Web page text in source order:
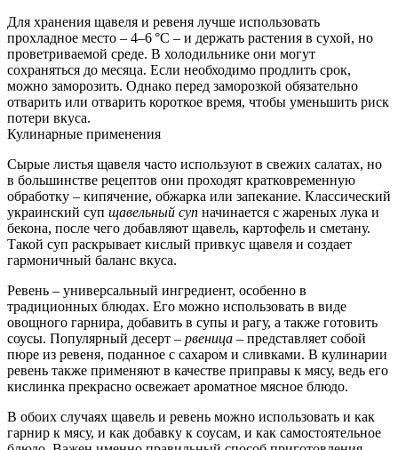
Для хранения щавеля и ревеня лучше использовать
прохладное место – 4–6 °C – и держать растения в сухой, но
проветриваемой среде. В холодильнике они могут
сохраняться до месяца. Если необходимо продлить срок,
можно заморозить. Однако перед заморозкой обязательно
отварить или отварить короткое время, чтобы уменьшить риск
потери вкуса.
Кулинарные применения
Сырые листья щавеля часто используют в свежих салатах, но
в большинстве рецептов они проходят кратковременную
обработку – кипячение, обжарка или запекание. Классический
украинский суп щавельный суп начинается с жареных лука и
бекона, после чего добавляют щавель, картофель и сметану.
Такой суп раскрывает кислый привкус щавеля и создает
гармоничный баланс вкуса.
Ревень – универсальный ингредиент, особенно в
традиционных блюдах. Его можно использовать в виде
овощного гарнира, добавить в супы и рагу, а также готовить
соусы. Популярный десерт – рвеница – представляет собой
пюре из ревеня, поданное с сахаром и сливками. В кулинарии
ревень также применяют в качестве приправы к мясу, ведь его
кислинка прекрасно освежает ароматное мясное блюдо.
В обоих случаях щавель и ревень можно использовать и как
гарнир к мясу, и как добавку к соусам, и как самостоятельное